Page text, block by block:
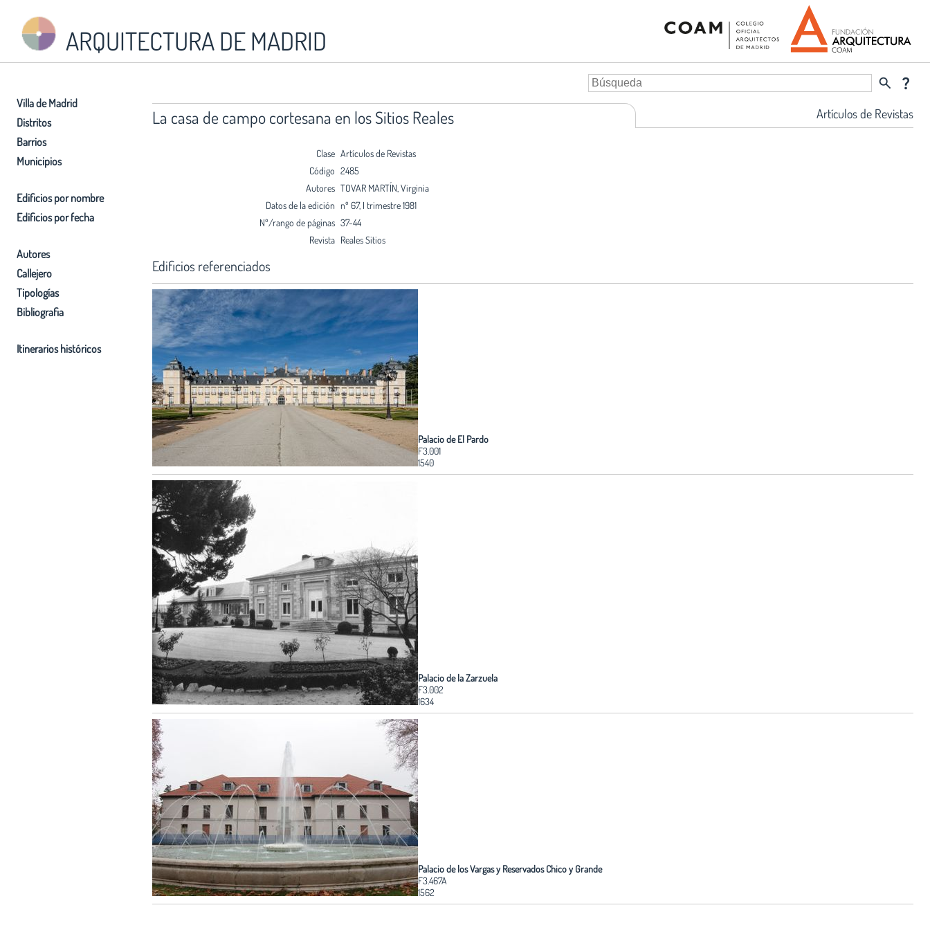
ARQUITECTURA DE MADRID
Villa de Madrid
Distritos
Barrios
Municipios
Edificios por nombre
Edificios por fecha
Autores
Callejero
Tipologías
Bibliografia
Itinerarios históricos
search question_mark
La casa de campo cortesana en los Sitios Reales Artículos de Revistas
Clase Artículos de Revistas
Código 2485
Autores TOVAR MARTÍN, Virginia
Datos de la edición nº 67, I trimestre 1981
Nº/rango de páginas 37-44
Revista Reales Sitios
Edificios referenciados
Palacio de El Pardo
F3.001
1540
Palacio de la Zarzuela
F3.002
1634
Palacio de los Vargas y Reservados Chico y Grande
F3.467A
1562